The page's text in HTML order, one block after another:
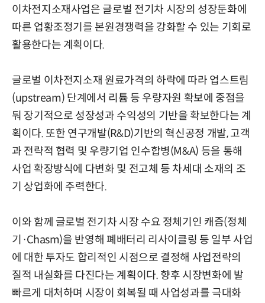
이차전지소재사업은 글로벌 전기차 시장의 성장둔화에
따른 업황조정기를 본원경쟁력을 강화할 수 있는 기회로
활용한다는 계획이다.
글로벌 이차전지소재 원료가격의 하락에 따라 업스트림
(upstream) 단계에서 리튬 등 우량자원 확보에 중점을
둬 장기적으로 성장성과 수익성의 기반을 확보한다는 계
획이다. 또한 연구개발(R&D)기반의 혁신공정 개발, 고객
과 전략적 협력 및 우량기업 인수합병(M&A) 등을 통해
사업 확장방식에 다변화 및 전고체 등 차세대 소재의 조
기 상업화에 주력한다.
이와 함께 글로벌 전기차 시장 수요 정체기인 캐즘(정체
기·Chasm)을 반영해 폐배터리 리사이클링 등 일부 사업
에 대한 투자도 합리적인 시점으로 결정해 사업전략의
질적 내실화를 다진다는 계획이다. 향후 시장변화에 발
빠르게 대처하며 시장이 회복될 때 사업성과를 극대화